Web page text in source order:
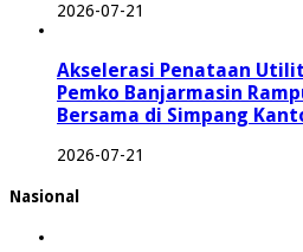
2026-07-21
Akselerasi Penataan
Pemko Banjarmasin
Bersama di Simpang
2026-07-21
Nasional